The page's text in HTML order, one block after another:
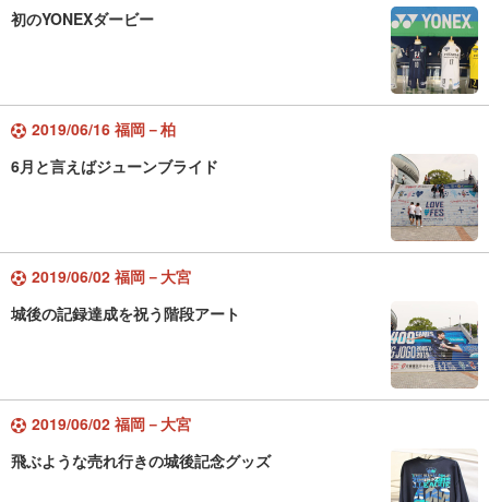
初のYONEXダービー
2019/06/16 福岡－柏
6月と言えばジューンブライド
2019/06/02 福岡－大宮
城後の記録達成を祝う階段アート
2019/06/02 福岡－大宮
飛ぶような売れ行きの城後記念グッズ